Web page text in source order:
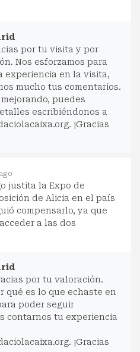
por tu visita y por
Nos esforzamos para
experiencia en la visita,
mucho tus comentarios.
puedes
escribiéndonos a
. ¡Gracias
justita la Expo de
de Alicia en el país
compensarlo, ya que
a las dos
por tu valoración.
qué es lo que echaste en
poder seguir
contarnos tu experiencia
. ¡Gracias